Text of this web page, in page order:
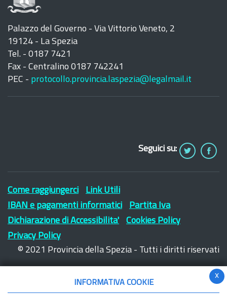
Palazzo del Governo - Via Vittorio Veneto, 2
19124 - La Spezia
Tel. - 0187 7421
Fax - Centralino 0187 742241
PEC - protocollo.provincia.laspezia@legalmail.it
Seguici su:
Come raggiungerci
Link Utili
IBAN e pagamenti informatici
Partita Iva
Dichiarazione di Accessibilita'
Cookies Policy
Privacy Policy
© 2021 Provincia della Spezia - Tutti i diritti riservati
x
INFORMATIVA COOKIE